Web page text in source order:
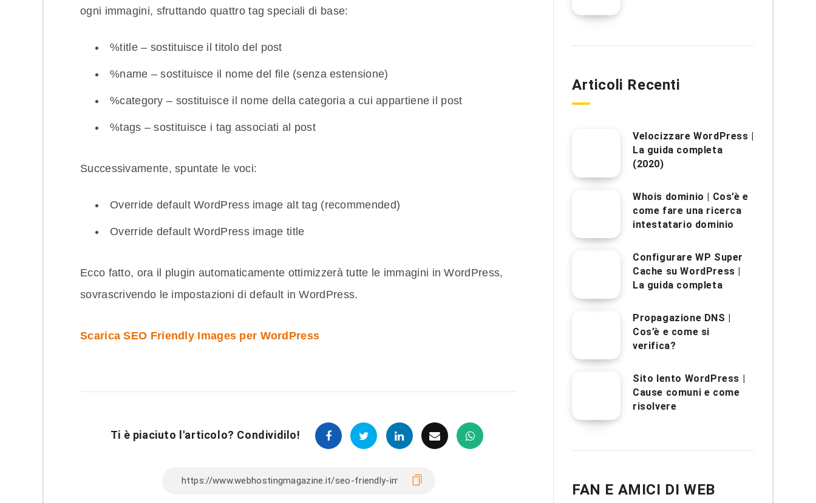
ogni immagini, sfruttando quattro tag speciali di base:
%title – sostituisce il titolo del post
%name – sostituisce il nome del file (senza estensione)
%category – sostituisce il nome della categoria a cui appartiene il post
%tags – sostituisce i tag associati al post
Successivamente, spuntate le voci:
Override default WordPress image alt tag (recommended)
Override default WordPress image title
Ecco fatto, ora il plugin automaticamente ottimizzerà tutte le immagini in WordPress,
sovrascrivendo le impostazioni di default in WordPress.
Scarica SEO Friendly Images per WordPress
Ti è piaciuto l'articolo? Condividilo!
Articoli Recenti
Velocizzare WordPress |
La guida completa
(2020)
Whois dominio | Cos’è e
come fare una ricerca
intestatario dominio
Configurare WP Super
Cache su WordPress |
La guida completa
Propagazione DNS |
Cos’è e come si
verifica?
Sito lento WordPress |
Cause comuni e come
risolvere
FAN E AMICI DI WEB